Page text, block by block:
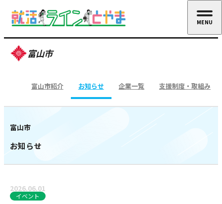
富山市
富山市紹介 お知らせ 企業一覧 支援制度・取組み
富山市
お知らせ
2026.06.01
イベント
MENU